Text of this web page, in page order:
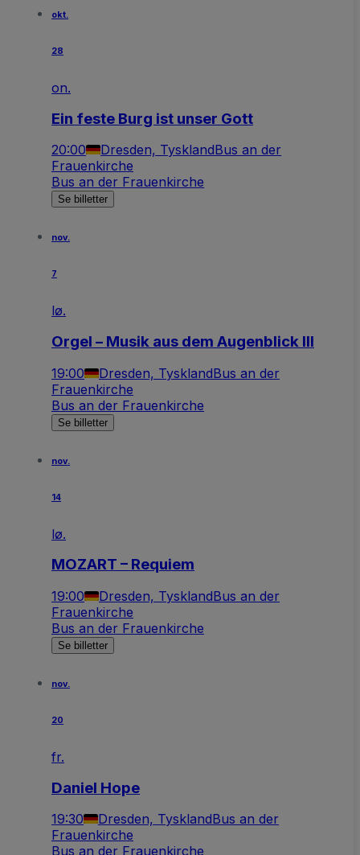
okt.
28
on.
Ein feste Burg ist unser Gott
20:00 Dresden, TysklandBus an der
Frauenkirche
Bus an der Frauenkirche
Se billetter
nov.
7
lø.
Orgel – Musik aus dem Augenblick III
19:00 Dresden, TysklandBus an der
Frauenkirche
Bus an der Frauenkirche
Se billetter
nov.
14
lø.
MOZART – Requiem
19:00 Dresden, TysklandBus an der
Frauenkirche
Bus an der Frauenkirche
Se billetter
nov.
20
fr.
Daniel Hope
19:30 Dresden, TysklandBus an der
Frauenkirche
Bus an der Frauenkirche